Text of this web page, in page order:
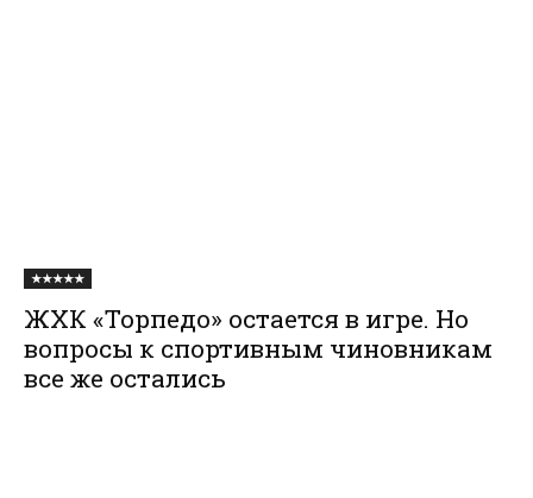
★★★★★
ЖХК «Торпедо» остается в игре. Но
вопросы к спортивным чиновникам
все же остались